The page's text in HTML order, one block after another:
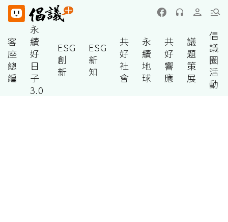
客
座
總
編
永
續
好
日
子
3.0
ESG
創
新
ESG
新
知
共
好
社
會
永
續
地
球
共
好
響
應
議
題
策
展
倡
議
圈
活
動